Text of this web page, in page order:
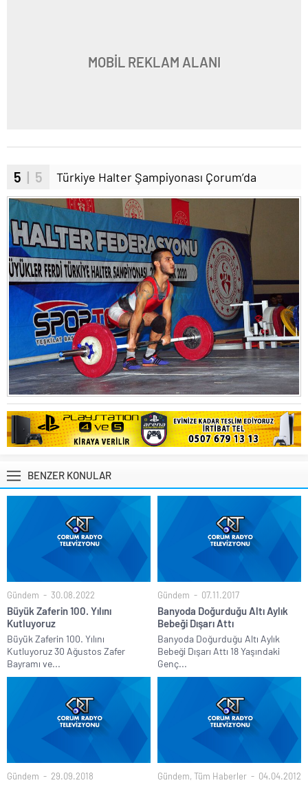
MOBİL REKLAM ALANI
5 | 5 Türkiye Halter Şampiyonası Çorum’da
BENZER KONULAR
Gündem 30.08.2022
Büyük Zaferin 100. Yılını
Kutluyoruz
Büyük Zaferin 100. Yılını
Kutluyoruz 30 Ağustos Zafer
Bayramı ve...
Gündem 07.11.2017
Banyoda Doğurduğu Altı Aylık
Bebeği Dışarı Attı
Banyoda Doğurduğu Altı Aylık
Bebeği Dışarı Attı 18 Yaşındaki
Genç...
Gündem 29.09.2018 Gündem, Tüm Haberler 04.04.2012